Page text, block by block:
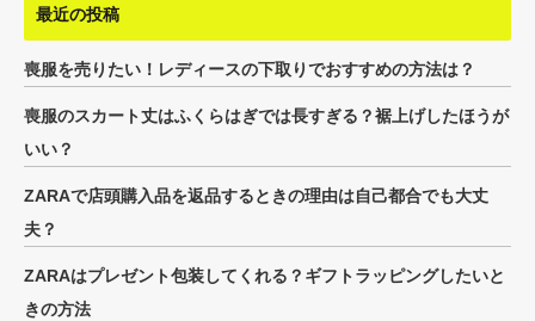
最近の投稿
喪服を売りたい！レディースの下取りでおすすめの方法は？
喪服のスカート丈はふくらはぎでは長すぎる？裾上げしたほうが
いい？
ZARAで店頭購入品を返品するときの理由は自己都合でも大丈
夫？
ZARAはプレゼント包装してくれる？ギフトラッピングしたいと
きの方法